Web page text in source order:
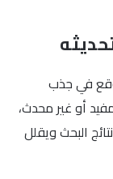
في جذب
أو غير محدث،
البحث ويقلل